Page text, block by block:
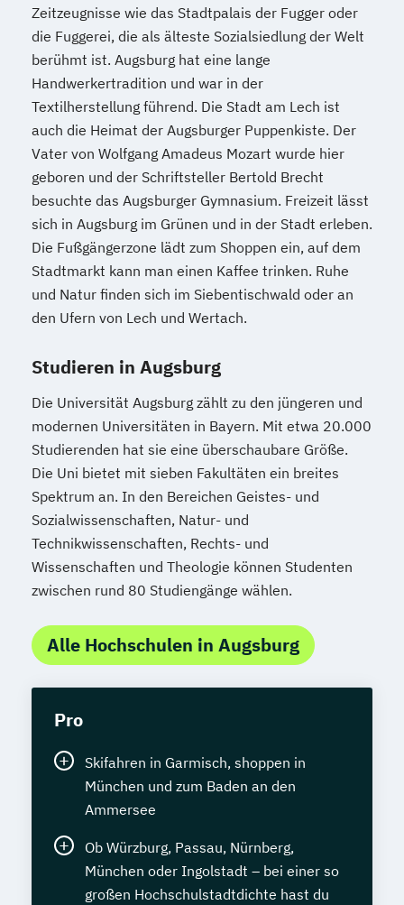
Zeitzeugnisse wie das Stadtpalais der Fugger oder
die Fuggerei, die als älteste Sozialsiedlung der Welt
berühmt ist. Augsburg hat eine lange
Handwerkertradition und war in der
Textilherstellung führend. Die Stadt am Lech ist
auch die Heimat der Augsburger Puppenkiste. Der
Vater von Wolfgang Amadeus Mozart wurde hier
geboren und der Schriftsteller Bertold Brecht
besuchte das Augsburger Gymnasium. Freizeit lässt
sich in Augsburg im Grünen und in der Stadt erleben.
Die Fußgängerzone lädt zum Shoppen ein, auf dem
Stadtmarkt kann man einen Kaffee trinken. Ruhe
und Natur finden sich im Siebentischwald oder an
den Ufern von Lech und Wertach.
Studieren in Augsburg
Die Universität Augsburg zählt zu den jüngeren und
modernen Universitäten in Bayern. Mit etwa 20.000
Studierenden hat sie eine überschaubare Größe.
Die Uni bietet mit sieben Fakultäten ein breites
Spektrum an. In den Bereichen Geistes- und
Sozialwissenschaften, Natur- und
Technikwissenschaften, Rechts- und
Wissenschaften und Theologie können Studenten
zwischen rund 80 Studiengänge wählen.
Alle Hochschulen in Augsburg
Pro
Skifahren in Garmisch, shoppen in
München und zum Baden an den
Ammersee
Ob Würzburg, Passau, Nürnberg,
München oder Ingolstadt – bei einer so
großen Hochschulstadtdichte hast du